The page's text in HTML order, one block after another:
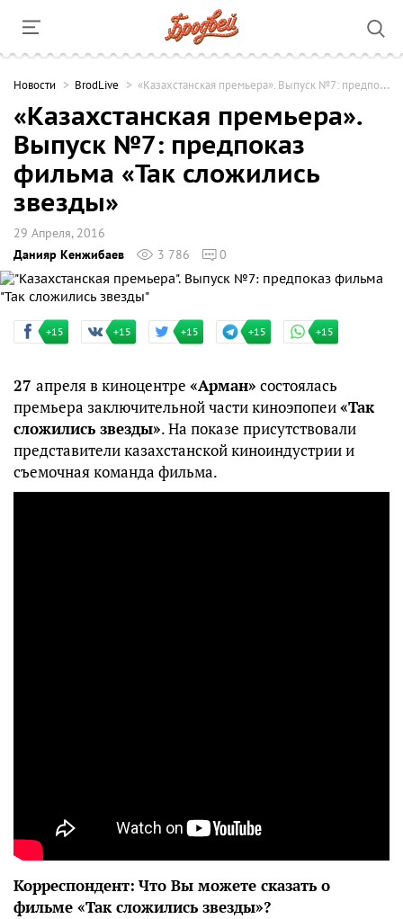
Новости BrodLive «Казахстанская премьера». Выпуск №7: предпоказ фильма «Так сложились звезды»
«Казахстанская премьера».
Выпуск №7: предпоказ
фильма «Так сложились
звезды»
29 Апреля, 2016
Данияр Кенжибаев
3 786 0
+15 +15 +15 +15 +15
27 апреля в киноцентре «Арман» состоялась
премьера заключительной части киноэпопеи«Так
сложились звезды». На показе присутствовали
представители казахстанской киноиндустрии и
съемочная команда фильма.
Корреспондент: Что Вы можете сказать о
фильме «Так сложились звезды»?